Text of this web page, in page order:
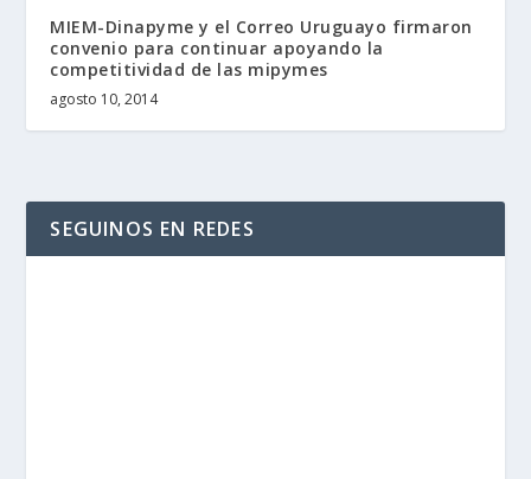
MIEM-Dinapyme y el Correo Uruguayo firmaron
convenio para continuar apoyando la
competitividad de las mipymes
agosto 10, 2014
SEGUINOS EN REDES